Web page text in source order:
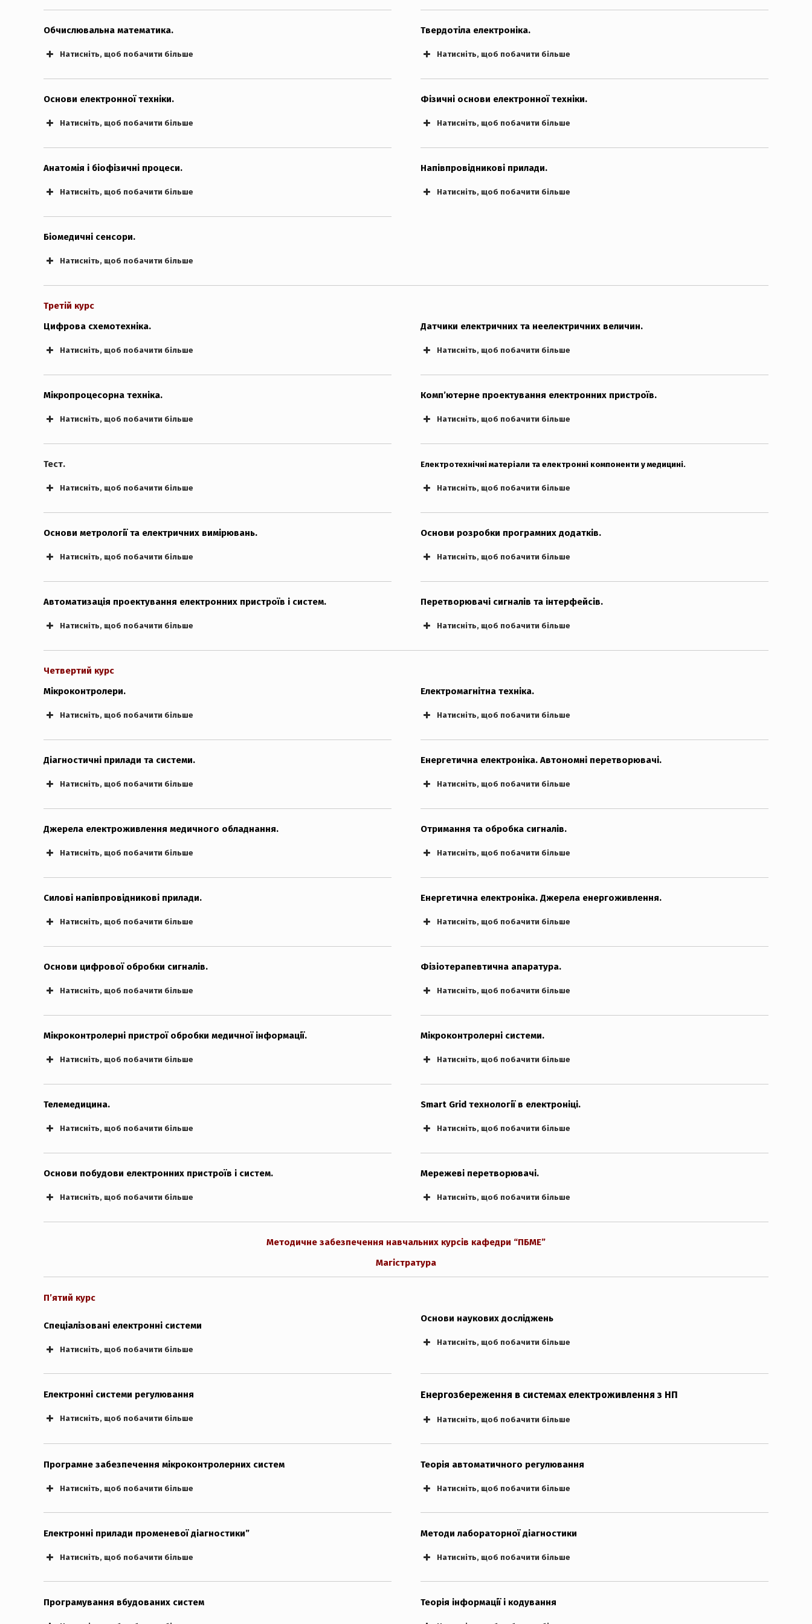
Екзаменаційні білети. “PDF” Екзаменаційні білети. “PDF”
Обчислювальна математика.
Натисніть, щоб побачити більше
Екзаменаційні білети. “PDF”
Твердотіла електроніка.
Натисніть, щоб побачити більше
Основи електронної техніки.
Натисніть, щоб побачити більше
Екзаменаційні білети. “PDF”
Фізичні основи електронної техніки.
Натисніть, щоб побачити більше
Анатомія і біофізичні процеси.
Натисніть, щоб побачити більше
Напівпровідникові прилади.
Натисніть, щоб побачити більше
Біомедичні сенсори.
Натисніть, щоб побачити більше
Третій курс
Цифрова схемотехніка.
Натисніть, щоб побачити більше
Екзаменаційні білети. “PDF”
Датчики електричних та неелектричних величин.
Натисніть, щоб побачити більше
Мікропроцесорна техніка.
Натисніть, щоб побачити більше
Комп’ютерне проектування електронних пристроїв.
Натисніть, щоб побачити більше
Тест.
Натисніть, щоб побачити більше
Електротехнічні матеріали та електронні компоненти у медицині.
Натисніть, щоб побачити більше
Основи метрології та електричних вимірювань.
Натисніть, щоб побачити більше
Основи розробки програмних додатків.
Натисніть, щоб побачити більше
Автоматизація проектування електронних пристроїв і систем.
Натисніть, щоб побачити більше
Перетворювачі сигналів та інтерфейсів.
Натисніть, щоб побачити більше
Четвертий курс
Мікроконтролери.
Натисніть, щоб побачити більше
Електромагнітна техніка.
Натисніть, щоб побачити більше
Діагностичні прилади та системи.
Натисніть, щоб побачити більше
Енергетична електроніка. Автономні перетворювачі.
Натисніть, щоб побачити більше
Екзаменаційні білети. “PDF”
Джерела електроживлення медичного обладнання.
Натисніть, щоб побачити більше
Отримання та обробка сигналів.
Натисніть, щоб побачити більше
Силові напівпровідникові прилади.
Натисніть, щоб побачити більше
Енергетична електроніка. Джерела енергоживлення.
Натисніть, щоб побачити більше
Основи цифрової обробки сигналів.
Натисніть, щоб побачити більше
Фізіотерапевтична апаратура.
Натисніть, щоб побачити більше
Мікроконтролерні пристрої обробки медичної інформації.
Натисніть, щоб побачити більше
Мікроконтролерні системи.
Натисніть, щоб побачити більше
Телемедицина.
Натисніть, щоб побачити більше
Smart Grid технології в електроніці.
Натисніть, щоб побачити більше
Основи побудови електронних пристроїв і систем.
Натисніть, щоб побачити більше
Мережеві перетворювачі.
Натисніть, щоб побачити більше
Екзаменаційні білети. “PDF”
Методичне забезпечення навчальних курсів кафедри “ПБМЕ”
Магістратура
П’ятий курс
Спеціалізовані електронні системи
Натисніть, щоб побачити більше
Основи наукових досліджень
Натисніть, щоб побачити більше
Електронні системи регулювання
Натисніть, щоб побачити більше
Енергозбереження в системах електроживлення з НП
Натисніть, щоб побачити більше
Програмне забезпечення мікроконтролерних систем
Натисніть, щоб побачити більше
Теорія автоматичного регулювання
Натисніть, щоб побачити більше
Електронні прилади променевої діагностики”
Натисніть, щоб побачити більше
Методи лабораторної діагностики
Натисніть, щоб побачити більше
Програмування вбудованих систем Теорія інформації і кодування